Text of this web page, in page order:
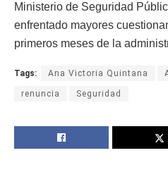
Ministerio de Seguridad
enfrentado mayores
primeros meses de la
Tags: Ana Victoria Quintana
renuncia Seguridad